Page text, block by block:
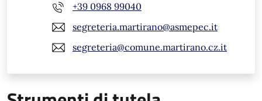
+39 0968 99040
segreteria.martirano@asmepec.it
segreteria@comune.martirano.cz.it